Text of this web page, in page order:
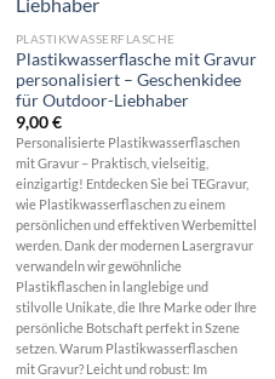
PLASTIKWASSERFLASCHE
Plastikwasserflasche mit Gravur
personalisiert – Geschenkidee
für Outdoor-Liebhaber
9,00€
Personalisierte Plastikwasserflaschen
mit Gravur – Praktisch, vielseitig,
einzigartig! Entdecken Sie bei TEGravur,
wie Plastikwasserflaschen zu einem
persönlichen und effektiven Werbemittel
werden. Dank der modernen Lasergravur
verwandeln wir gewöhnliche
Plastikflaschen in langlebige und
stilvolle Unikate, die Ihre Marke oder Ihre
persönliche Botschaft perfekt in Szene
setzen. Warum Plastikwasserflaschen
mit Gravur? Leicht und robust: Im